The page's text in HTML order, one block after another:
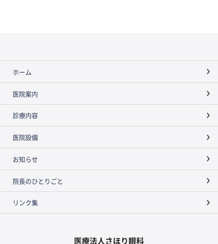
ホーム
医院案内
診療内容
医院設備
お知らせ
院長のひとりごと
リンク集
医療法人さほり眼科